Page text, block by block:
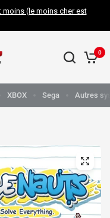
moins (le moins cher est
0
XBOX Sega Autres